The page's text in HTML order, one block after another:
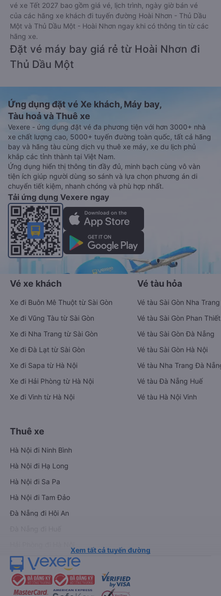
vé xe Tết 2027 bao gồm giá vé, lịch trình, ngày giờ bán vé
của các hãng xe khách đi tuyến đường Hoài Nhơn - Thủ Dầu
Một và Thủ Dầu Một - Hoài Nhơn ngay khi có thông tin từ các
hãng xe.
Đặt vé máy bay giá rẻ từ Hoài Nhơn đi
Thủ Dầu Một
Ứng dụng đặt vé Xe khách, Máy bay,
Tàu hoả và Thuê xe
Vexere - ứng dụng đặt vé đa phương tiện với hơn 3000+ nhà
xe chất lượng cao, 5000+ tuyến đường toàn quốc, tất cả hãng
bay và hãng tàu cùng dịch vụ thuê xe máy, xe du lịch phủ
khắp các tỉnh thành tại Việt Nam.
Ứng dụng hiển thị thông tin đầy đủ, minh bạch cùng vô vàn
tiện ích giúp người dùng so sánh và lựa chọn phương án di
chuyển tiết kiệm, nhanh chóng và phù hợp nhất.
Tải ứng dụng Vexere ngay
Vé xe khách
Xe đi Buôn Mê Thuột từ Sài Gòn
Xe đi Vũng Tàu từ Sài Gòn
Xe đi Nha Trang từ Sài Gòn
Xe đi Đà Lạt từ Sài Gòn
Xe đi Sapa từ Hà Nội
Xe đi Hải Phòng từ Hà Nội
Xe đi Vinh từ Hà Nội
Vé tàu hỏa
Vé tàu Sài Gòn Nha Trang
Vé tàu Sài Gòn Phan Thiết
Vé tàu Sài Gòn Đà Nẵng
Vé tàu Sài Gòn Hà Nội
Vé tàu Nha Trang Đà
Vé tàu Đà Nẵng Huế
Vé tàu Hà Nội Vinh
Thuê xe
Hà Nội đi Ninh Bình
Hà Nội đi Hạ Long
Hà Nội đi Sa Pa
Hà Nội đi Tam Đảo
Đà Nẵng đi Hội An
Xem tất cả tuyến đường